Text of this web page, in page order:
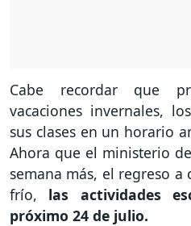
Cabe recordar que
vacaciones invernales,
sus clases en un horario
Ahora que el ministerio
semana más, el regreso a
frío, las actividades
próximo 24 de julio.